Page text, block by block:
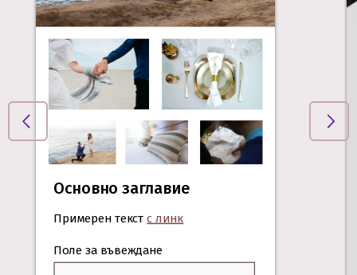
Основно заглавие
Примерен текстс линк
Поле за въвеждане